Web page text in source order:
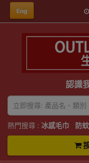
Eng
認識
熱門搜尋 : 冰感毛巾 防